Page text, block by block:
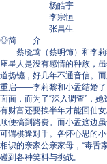
杨皓宇
李宗恒
张昌生
◎简 介
蔡晓莺（蔡明饰）和李莉
座星人是没有感情的种族，
道扬镳，好几年不通音信。
重启——李莉黎和小孟结婚了
面面，而为了“深入调查”，
有财富还要挨半年才能回仙
顺便搞到路费。而小孟这边
可谓棋逢对手。各怀心思的
相识的亲家公亲家母，“毒舌
碰到各种笑料与挑战。